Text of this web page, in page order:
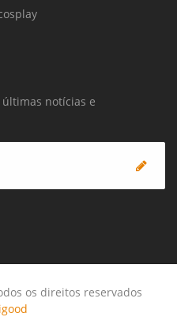
notícias e
os direitos reservados